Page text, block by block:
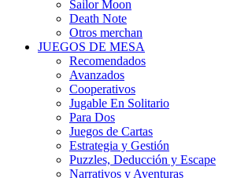
Sailor Moon
Death Note
Otros merchan
JUEGOS DE MESA
Recomendados
Avanzados
Cooperativos
Jugable En Solitario
Para Dos
Juegos de Cartas
Estrategia y Gestión
Puzzles, Deducción y Escape
Narrativos y Aventuras